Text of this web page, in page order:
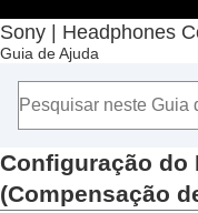
Sony | Headphones
Guia de Ajuda
Início
Introdução
Como usar
Sobre o Painel “
Funções
Funções
Usar Config.
Configuração do
(Compensação